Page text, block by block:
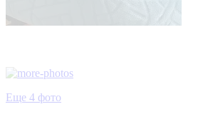
Еще 4 фото